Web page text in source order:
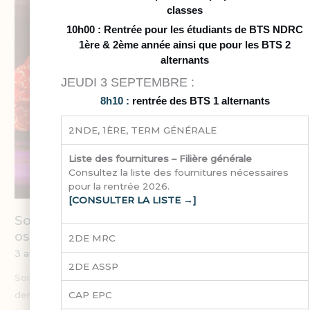
Soirée des talents 2026 : une scène pour
oser
3 avril 2026
Soirée des talents 2026 : une scène pour oser En mars
dernier et pour la deuxième année consécutive, la salle de
classes
10h00 : Rentrée pour les étudiants de BTS NDRC
1ère & 2ème année ainsi que pour les BTS 2
alternants
JEUDI 3 SEPTEMBRE :
8h10 : rentrée des BTS 1 alternants
2NDE, 1ÈRE, TERM GÉNÉRALE
Liste des fournitures – Filière générale
Consultez la liste des fournitures nécessaires
pour la rentrée 2026.
[CONSULTER LA LISTE →]
2DE MRC
2DE ASSP
CAP EPC